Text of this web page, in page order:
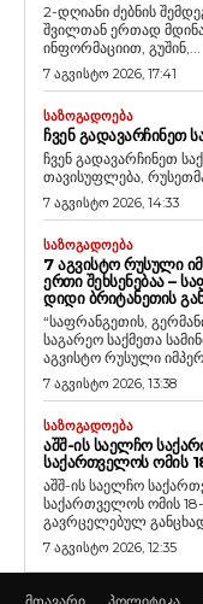
2-დღიანი ძებნის
შვილთან ერთად
ინფორმაციით, გუშინ,...
7 აგვისტო 2026, 17:41
ᲡᲐᲖᲝᲒᲐᲓᲝᲔᲑᲐ
ᲩᲕᲔᲜ ᲒᲐᲓᲐᲕᲐᲠᲩᲘᲜᲔᲗ
ჩვენ გადავარჩინეთ
თავისუფლება,
7 აგვისტო 2026, 14:33
ᲡᲐᲖᲝᲒᲐᲓᲝᲔᲑᲐ
7 ᲐᲒᲕᲘᲡᲢᲝ ᲠᲣᲡᲣᲚᲘ
ᲔᲠᲗᲘ ᲨᲔᲮᲡᲔᲜᲔᲑᲐᲐ –
ᲓᲘᲓᲘ ᲑᲠᲘᲢᲐᲜᲔᲗᲘᲡ
“საფრანგეთის,
საგარეო საქმეთა
აგვისტო რუსული
7 აგვისტო 2026, 13:38
ᲡᲐᲖᲝᲒᲐᲓᲝᲔᲑᲐ
ᲐᲨᲨ-ᲘᲡ ᲡᲐᲔᲚᲩᲝ
ᲡᲐᲥᲐᲠᲗᲕᲔᲚᲝᲡ ᲝᲛᲘᲡ
აშშ-ის საელჩო
საქართველოს ომის 18-
გავრცელებულ
7 აგვისტო 2026, 12:35